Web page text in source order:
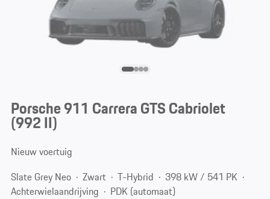
Porsche 911 Carrera GTS Cabriolet
(992 II)
Nieuw voertuig
Slate Grey Neo
Zwart T-Hybrid
398 kW / 541 PK
Achterwielaandrijving
PDK (automaat)